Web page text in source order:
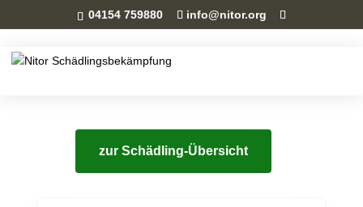
04154 759880 info@nitor.org
zur Schädling-Übersicht